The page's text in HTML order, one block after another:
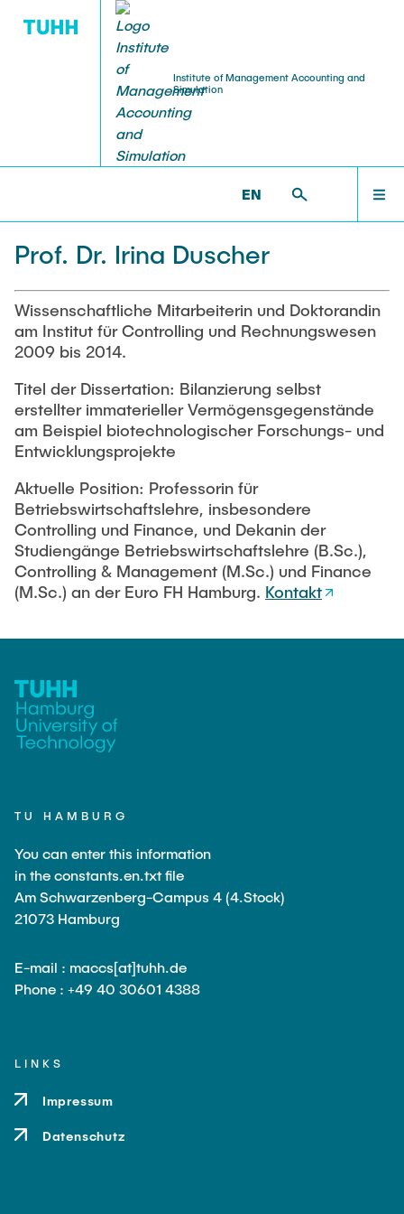
Institute of Management Accounting and
Simulation
EN
Administration
Research Associates
Alexandra Eckert, M.Sc.
Christian Stindt von Dohm, M.Sc.
Leon Grothmann, M.Sc., EMBA
Stella Rauscher, M.Sc.
Leon Lührs, M.Sc.
Ellen Friederichs
Guest Researchers
Dr. Bernd-Oliver Heine
Sebastian Achter
Dr. Mark Schmidt
Dr. Ole Jan Meßerschmidt
Dr. Jonas Hauke
Prof. Dr. Sina Völtzer
Prof. Dr. Iris Lorscheid
Prof. Dr. Irina Duscher
Prof. Dr. Michael Zaggl
PUBLICATIONS
TEACHING / THESIS
TEACHING / THESIS
Thesis Topics
Courses
Rechnungswesen und Jahresabschluss
Internes und Externes Rechnungswesen
Controlling
Grundlagen der BWL
Forschungsseminar
Projektseminar
Masterarbeiten Kolloquium
CONTACT
NEWS
TEAM >
DUSCHER
Prof. Dr. Irina Duscher
Wissenschaftliche Mitarbeiterin und Doktorandin
am Institut für Controlling und Rechnungswesen
2009 bis 2014.
Titel der Dissertation: Bilanzierung selbst
erstellter immaterieller Vermögensgegenstände
am Beispiel biotechnologischer Forschungs- und
Entwicklungsprojekte
Aktuelle Position: Professorin für
Betriebswirtschaftslehre, insbesondere
Controlling und Finance, und Dekanin der
Studiengänge Betriebswirtschaftslehre (B.Sc.),
Controlling & Management (M.Sc.) und Finance
(M.Sc.) an der Euro FH Hamburg. Kontakt
TU HAMBURG
You can enter this information
in the constants.en.txt file
Am Schwarzenberg-Campus 4 (4.Stock)
21073 Hamburg
E-mail : maccs[at]tuhh.de
Phone : +49 40 30601 4388
LINKS
Impressum
Datenschutz